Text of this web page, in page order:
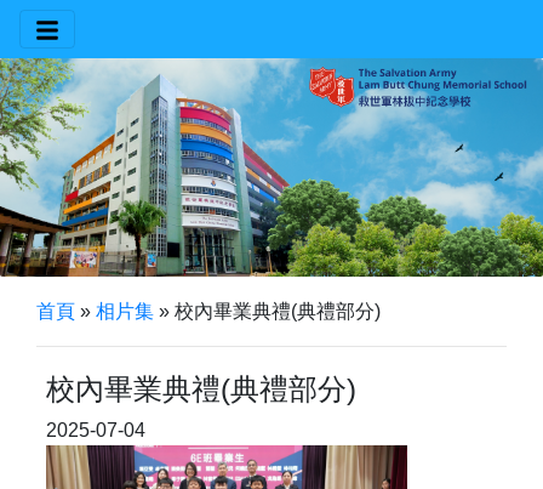
首頁 » 相片集 » 校內畢業典禮(典禮部分)
校內畢業典禮(典禮部分)
2025-07-04